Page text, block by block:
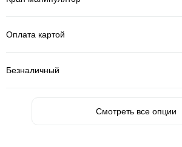
Оплата картой
Безналичный
Смотреть все опции